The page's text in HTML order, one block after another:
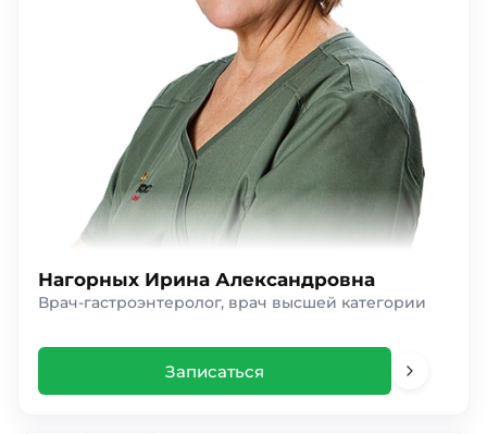
Нагорных Ирина Александровна
Врач-гастроэнтеролог, врач высшей категории
Записаться